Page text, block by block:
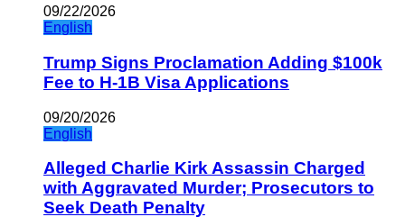
09/22/2026
English
Trump Signs Proclamation Adding $100k
Fee to H-1B Visa Applications
09/20/2026
English
Alleged Charlie Kirk Assassin Charged
with Aggravated Murder; Prosecutors to
Seek Death Penalty